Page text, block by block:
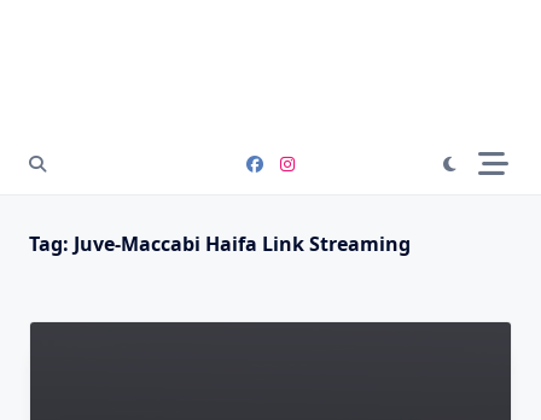
Tag: Juve-Maccabi Haifa Link Streaming